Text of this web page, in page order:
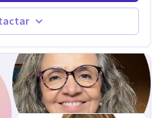
Por eso utilizo una
enfoque humanista,
de bienestar mental y
y más segura de quién
tu mundo interior, sanar
autoestima, transformar la
quienes amas, y enseñarte